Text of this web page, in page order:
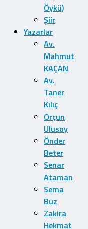
Öykü)
Şiir
Yazarlar
Av.
Mahmut
KAÇAN
Av.
Taner
Kılıç
Orçun
Ulusoy
Önder
Beter
Senar
Ataman
Sema
Buz
Zakira
Hekmat